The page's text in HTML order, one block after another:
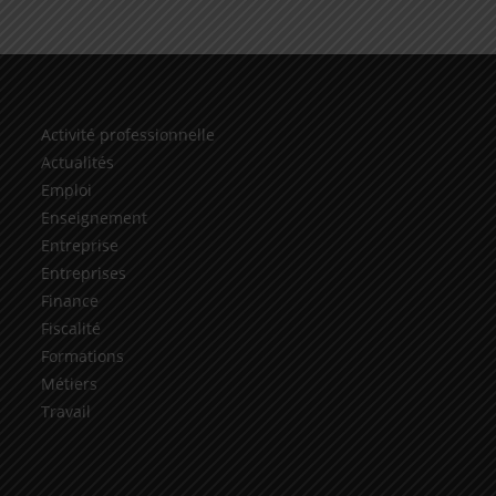
Activité professionnelle
Actualités
Emploi
Enseignement
Entreprise
Entreprises
Finance
Fiscalité
Formations
Métiers
Travail